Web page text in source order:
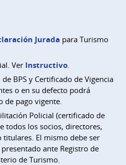
Jurada para Turismo
Ver Instructivo.
BPS y Certificado de Vigencia
o en su defecto podrá
de pago vigente.
Policial (certificado de
todos los socios, directores,
titulares. El mismo debe ser
ante Registro de
de Turismo.